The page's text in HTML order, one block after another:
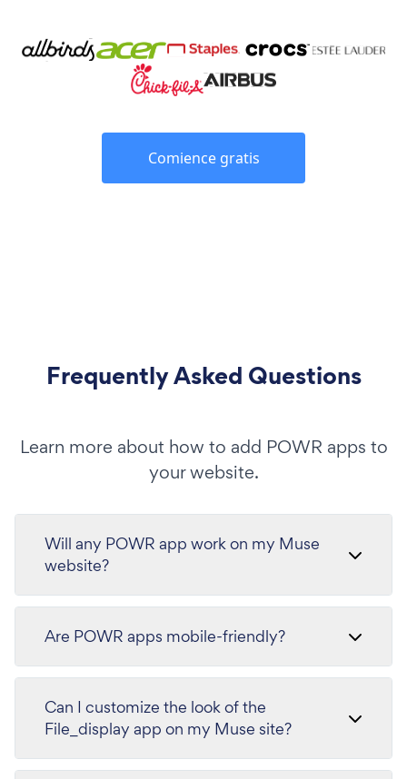
Comience gratis
Frequently Asked Questions
Learn more about how to add POWR apps to
your website.
Will any POWR app work on my Muse
website?
Are POWR apps mobile-friendly?
Can I customize the look of the
File_display app on my Muse site?